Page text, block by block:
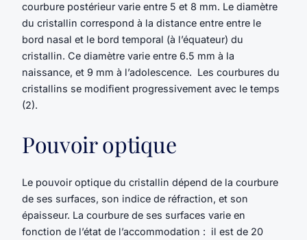
courbure postérieur varie entre 5 et 8 mm. Le diamètre
du cristallin correspond à la distance entre entre le
bord nasal et le bord temporal (à l’équateur) du
cristallin. Ce diamètre varie entre 6.5 mm à la
naissance, et 9 mm à l’adolescence. Les courbures du
cristallins se modifient progressivement avec le temps
(2).
Pouvoir optique
Le pouvoir optique du cristallin dépend de la courbure
de ses surfaces, son indice de réfraction, et son
épaisseur. La courbure de ses surfaces varie en
fonction de l’état de l’accommodation : il est de 20